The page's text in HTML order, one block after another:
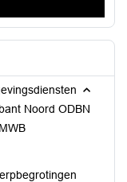
Noord ODBN